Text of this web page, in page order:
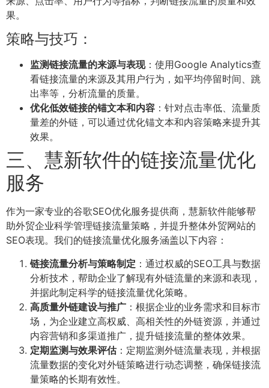
果。
策略与技巧：
监测链接流量的来源与表现：使用Google Analytics查
看链接流量的来源及其用户行为，如平均停留时间、跳
出率等，分析流量的质量。
优化低效链接的锚文本和内容 ：针对点击率低、流量质
量差的外链，可以通过优化锚文本和内容策略来提升其
效果。
三、慧新软件的链接流量优化
服务
作为一家专业的谷歌SEO优化服务提供商，慧新软件能够帮
助外贸企业科学管理链接流量策略，并提升整体外贸网站的
SEO表现。我们的链接流量优化服务涵盖以下内容：
链接流量分析与策略制定 ：通过权威的SEO工具与数据
分析技术，帮助企业了解现有外链流量的来源和表现，
并据此制定科学的链接流量优化策略。
高质量外链建设与推广 ：根据企业的业务需求和目标市
场，为企业建立高权威、高相关性的外链资源，并通过
内容营销和多渠道推广，提升链接流量的整体效果。
定期监测与效果评估：定期监测外链流量表现，并根据
流量数据的变化对外链策略进行动态调整，确保链接流
量策略的长期有效性。